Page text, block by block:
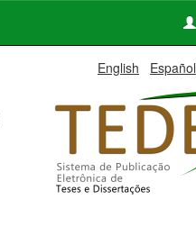
English Español